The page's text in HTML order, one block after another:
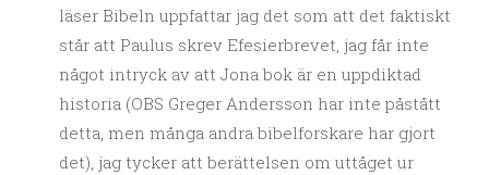
läser Bibeln uppfattar jag det som att det faktiskt
står att Paulus skrev Efesierbrevet, jag får inte
något intryck av att Jona bok är en uppdiktad
historia (OBS Greger Andersson har inte påstått
detta, men många andra bibelforskare har gjort
det), jag tycker att berättelsen om uttåget ur